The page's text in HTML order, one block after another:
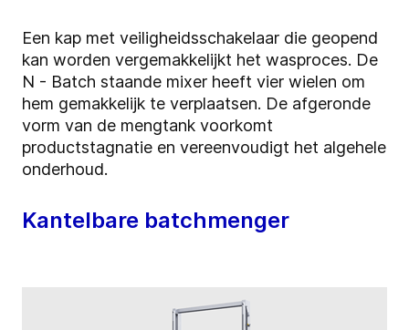
Een kap met veiligheidsschakelaar die geopend
kan worden vergemakkelijkt het wasproces. De
N - Batch staande mixer heeft vier wielen om
hem gemakkelijk te verplaatsen. De afgeronde
vorm van de mengtank voorkomt
productstagnatie en vereenvoudigt het algehele
onderhoud.
Kantelbare batchmenger